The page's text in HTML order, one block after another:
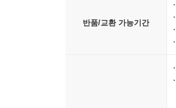
다루고 기억하려는 시도
“내겐 소중한 사람이 언론
무엇일까. 그 물음에 오래
2008년 민들레장애인자
반품/교환 가능기간